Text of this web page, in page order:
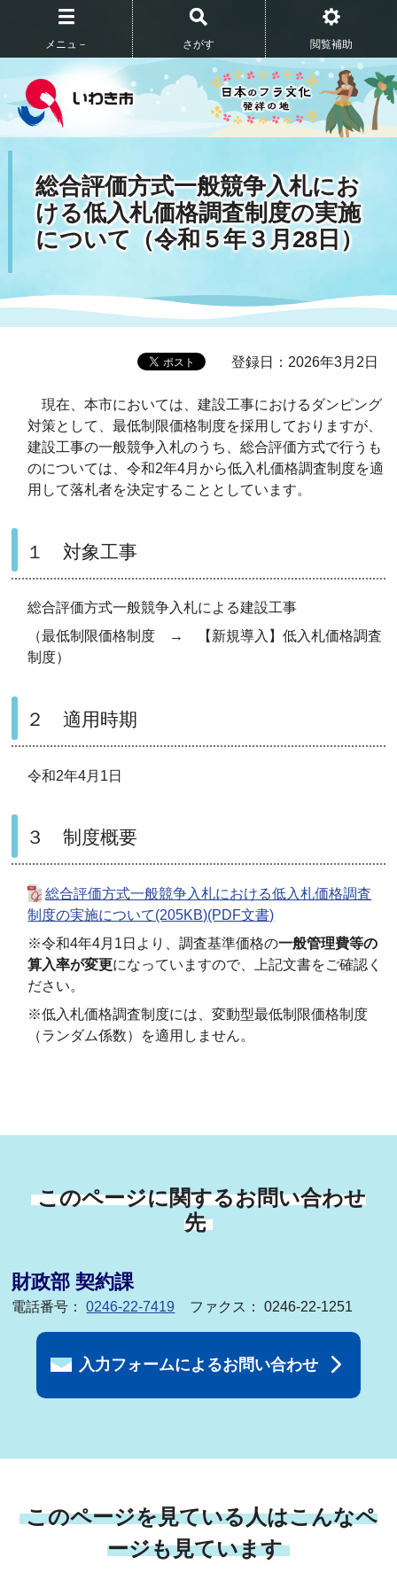
メニュ－ さがす 閲覧補助
総合評価方式一般競争入札にお
ける低入札価格調査制度の実施
について（令和５年３月28日）
登録日：2026年3月2日
現在、本市においては、建設工事におけるダンピング
対策として、最低制限価格制度を採用しておりますが、
建設工事の一般競争入札のうち、総合評価方式で行うも
のについては、令和2年4月から低入札価格調査制度を適
用して落札者を決定することとしています。
１ 対象工事
総合評価方式一般競争入札による建設工事
（最低制限価格制度 → 【新規導入】低入札価格調査
制度）
２ 適用時期
令和2年4月1日
３ 制度概要
総合評価方式一般競争入札における低入札価格調査
制度の実施について(205KB)(PDF文書)
※令和4年4月1日より、調査基準価格の一般管理費等の
算入率が変更になっていますので、上記文書をご確認く
ださい。
※低入札価格調査制度には、変動型最低制限価格制度
（ランダム係数）を適用しません。
このページに関するお問い合わせ
先
財政部 契約課
電話番号：0246-22-7419 ファクス： 0246-22-1251
入力フォームによるお問い合わせ
このページを見ている人はこんなペ
ージも見ています